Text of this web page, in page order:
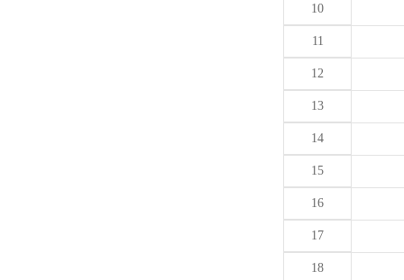
10
11
12
13
14
15
16
17
18